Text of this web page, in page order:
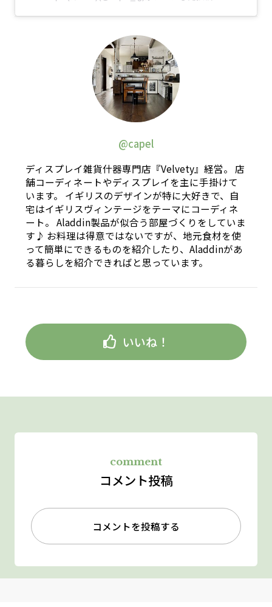
@capel
ディスプレイ雑貨什器専門店『Velvety』経営。 店
舗コーディネートやディスプレイを主に手掛けて
います。 イギリスのデザインが特に大好きで、自
宅はイギリスヴィンテージをテーマにコーディネ
ート。 Aladdin製品が似合う部屋づくりをしていま
す♪ お料理は得意ではないですが、地元食材を使
って簡単にできるものを紹介したり、Aladdinがあ
る暮らしを紹介できればと思っています。
いいね！
comment
コメント投稿
コメントを投稿する